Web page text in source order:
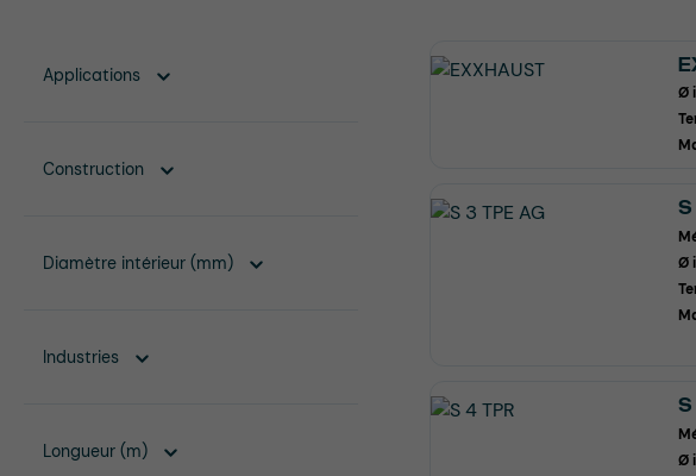
Applications
Construction
Diamètre intérieur (mm)
Industries
Longueur (m)
Ø
S
Ø
S
Ø